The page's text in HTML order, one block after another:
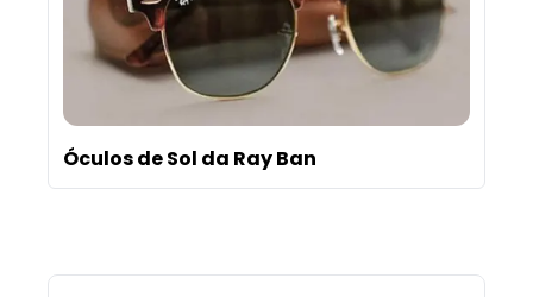
Óculos de Sol da Ray Ban